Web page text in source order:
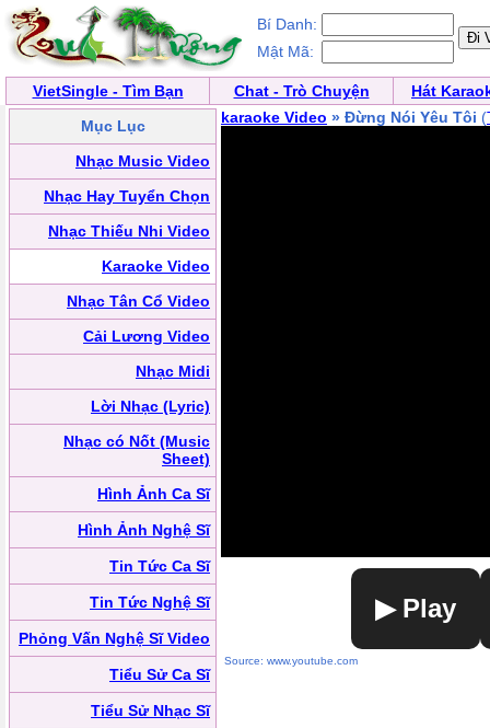
Bí Danh:
Mật Mã:
VietSingle - Tìm Bạn Chat - Trò Chuyện
Hát
Mục Lục
Nhạc Music Video
Nhạc Hay Tuyển Chọn
Nhạc Thiếu Nhi Video
Karaoke Video
Nhạc Tân Cổ Video
Cải Lương Video
Nhạc Midi
Lời Nhạc (Lyric)
Nhạc có Nốt (Music
Sheet)
Hình Ảnh Ca Sĩ
Hình Ảnh Nghệ Sĩ
Tin Tức Ca Sĩ
Tin Tức Nghệ Sĩ
Phỏng Vấn Nghệ Sĩ Video
Tiểu Sử Ca Sĩ
Tiểu Sử Nhạc Sĩ
karaoke Video » Đừng Nói Yêu Tôi (
▶ Play
Source: www.youtube.com